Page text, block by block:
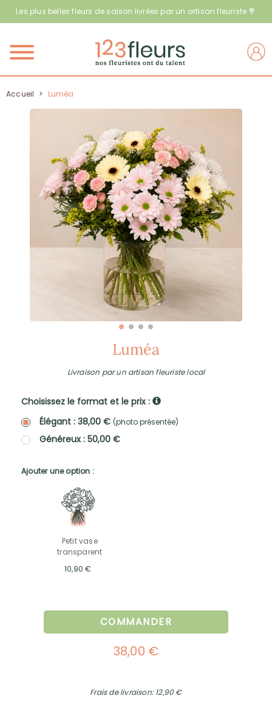
Les plus belles fleurs de saison livrées par un artisan fleuriste 💐
Menu
Accueil > Luméa
Luméa
Livraison par un artisan fleuriste local
Choisissez le format et le prix :
Élégant : 38,00 € (photo présentée)
Généreux : 50,00 €
Ajouter une option :
Petit vase
transparent
10,90 €
COMMANDER
38,00 €
Frais de livraison: 12,90 €